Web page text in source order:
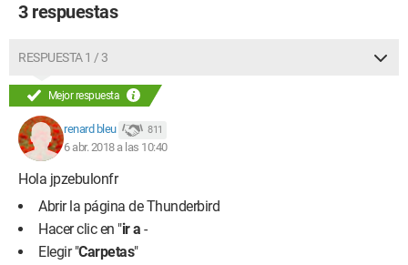
3 respuestas
RESPUESTA 1 / 3
Mejor respuesta
renard bleu 811
6 abr. 2018 a las 10:40
Hola jpzebulonfr
Abrir la página de Thunderbird
Hacer clic en "ir a -
Elegir "Carpetas"